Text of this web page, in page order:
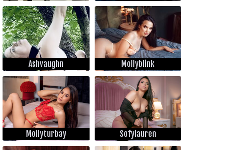
Ashvaughn Mollyblink
Mollyturbay Sofylauren